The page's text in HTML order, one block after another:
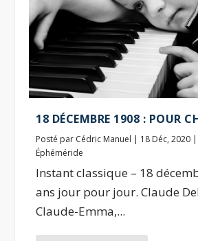
18 DÉCEMBRE 1908 : POUR
Posté par Cédric Manuel | 18 Déc, 2020
Éphéméride
Instant classique – 18
ans jour pour jour. Claude
Claude-Emma,...